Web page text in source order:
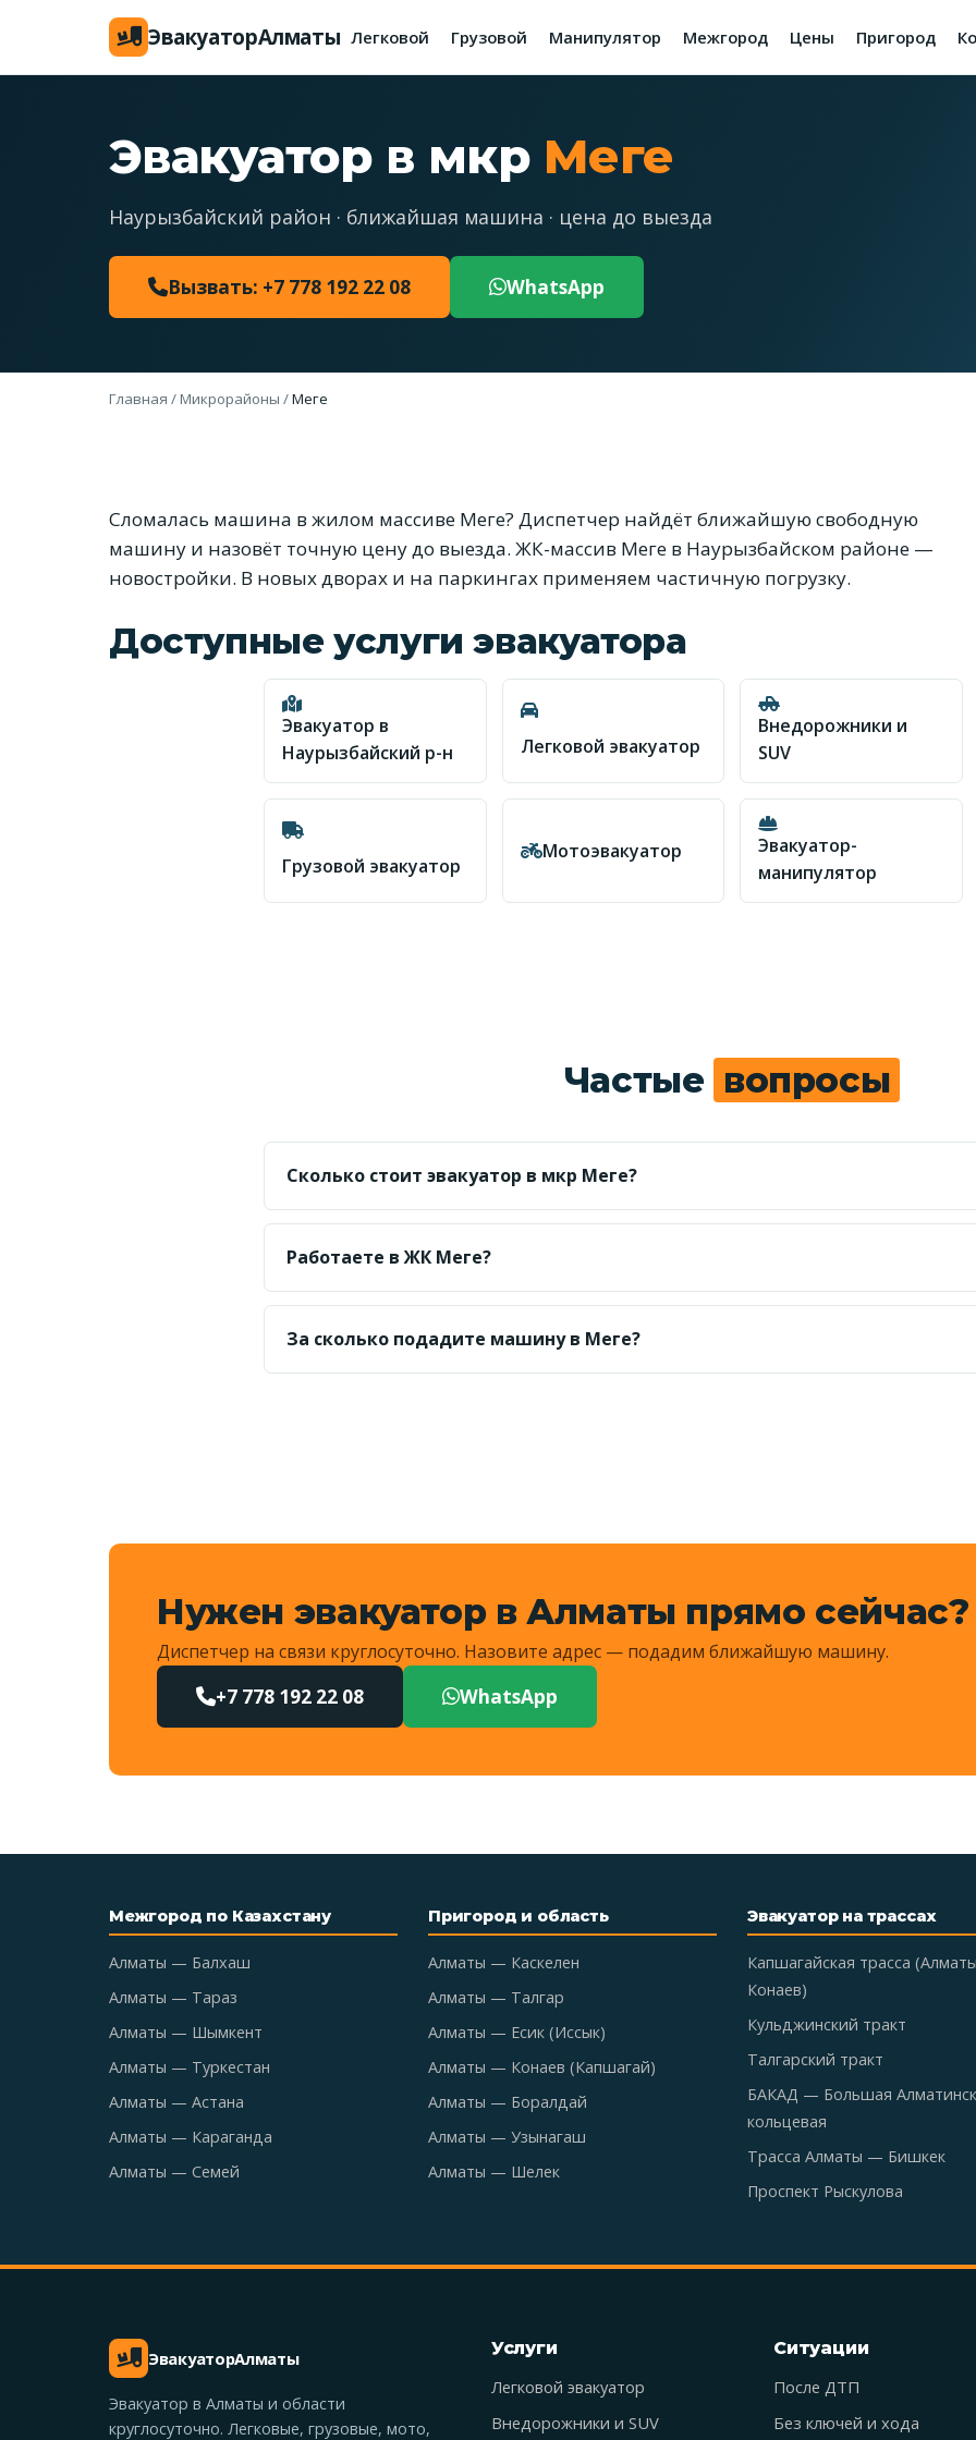
ЭвакуаторАлматы Легковой Грузовой Манипулятор Межгород Цены Пригород
Эвакуатор в мкр Меге
Наурызбайский район · ближайшая машина · цена до выезда
Вызвать: +7 778 192 22 08 WhatsApp
Главная /Микрорайоны /Меге
Сломалась машина в жилом массиве Меге? Диспетчер найдёт ближайшую свободную
машину и назовёт точную цену до выезда. ЖК-массив Меге в Наурызбайском районе —
новостройки. В новых дворах и на паркингах применяем частичную погрузку.
Доступные услуги эвакуатора
Эвакуатор в
Наурызбайский р-н
Легковой эвакуатор
Внедорожники и
SUV
Грузовой эвакуатор
Мотоэвакуатор
Эвакуатор-
манипулятор
Частые вопросы
Сколько стоит эвакуатор в мкр Меге?
От 20 000 ₸ по городу для легкового авто; точную сумму по адресу называем
Работаете в ЖК Меге?
Да, в массиве Меге заезжаем во дворы новостроек и на паркинги.
За сколько подадите машину в Меге?
Нужен эвакуатор в Алматы прямо сейчас?
Диспетчер на связи круглосуточно. Назовите адрес — подадим ближайшую машину.
+7 778 192 22 08 WhatsApp
Межгород по Казахстану
Алматы — Балхаш
Алматы — Тараз
Алматы — Шымкент
Алматы — Туркестан
Алматы — Астана
Алматы — Караганда
Алматы — Семей
Пригород и область
Алматы — Каскелен
Алматы — Талгар
Алматы — Есик (Иссык)
Алматы — Конаев (Капшагай)
Алматы — Боралдай
Алматы — Узынагаш
Алматы — Шелек
Эвакуатор на трассах
Капшагайская трасса
Конаев)
Кульджинский тракт
Талгарский тракт
БАКАД — Большая
кольцевая
Трасса Алматы — Бишкек
Проспект Рыскулова
ЭвакуаторАлматы
Эвакуатор в Алматы и области
круглосуточно. Легковые, грузовые, мото,
Услуги
Легковой эвакуатор
Внедорожники и SUV
Ситуации
После ДТП
Без ключей и хода